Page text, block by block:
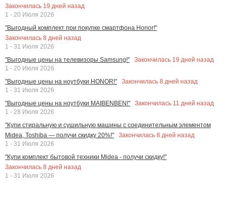
Закончилась 19 дней назад
1 - 20 Июля 2026
"Выгодный комплект при покупке смартфона Honor!"
Закончилась 8 дней назад
1 - 31 Июля 2026
"Выгодные цены на телевизоры Samsung!"
Закончилась 19 дней назад
1 - 20 Июля 2026
"Выгодные цены на ноутбуки HONOR!"
Закончилась 8 дней назад
1 - 31 Июля 2026
"Выгодные цены на ноутбуки MAIBENBEN!"
Закончилась 11 дней назад
1 - 28 Июля 2026
"Купи стиральную и сушильную машины с соединительным элементом
Midea, Toshiba — получи скидку 20%!"
Закончилась 8 дней назад
1 - 31 Июля 2026
"Купи комплект бытовой техники Midea - получи скидку!"
Закончилась 8 дней назад
1 - 31 Июля 2026